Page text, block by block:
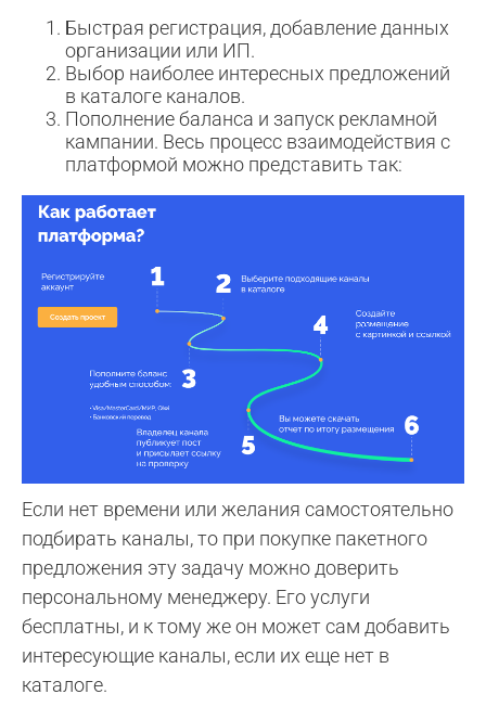
Быстрая регистрация, добавление данных
организации или ИП.
Выбор наиболее интересных предложений
в каталоге каналов.
Пополнение баланса и запуск рекламной
кампании. Весь процесс взаимодействия с
платформой можно представить так:
Если нет времени или желания самостоятельно
подбирать каналы, то при покупке пакетного
предложения эту задачу можно доверить
персональному менеджеру. Его услуги
бесплатны, и к тому же он может сам добавить
интересующие каналы, если их еще нет в
каталоге.